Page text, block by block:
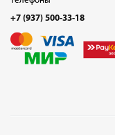
+7 (937) 500-33-18